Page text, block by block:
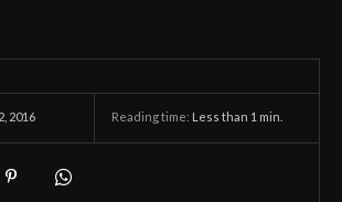
2016 Reading time: Less than 1 min.